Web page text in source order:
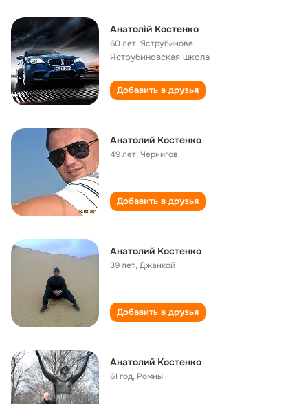
Анатолій Костенко
60 лет,Яструбинове
Яструбиновская школа
Добавить в друзья
Анатолий Костенко
49 лет,Чернигов
Добавить в друзья
Анатолий Костенко
39 лет,Джанкой
Добавить в друзья
Анатолий Костенко
61 год, Ромны